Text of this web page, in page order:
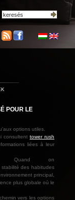
POUR LE
options utiles.
consultent tower rush
liées à leur
Quand on
des habitudes
principal,
plus globale où le
vers les options